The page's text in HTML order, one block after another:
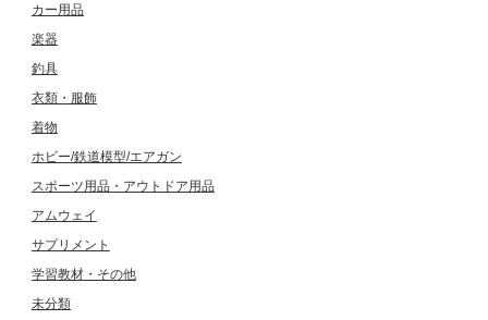
カー用品
楽器
釣具
衣類・服飾
着物
ホビー/鉄道模型/エアガン
スポーツ用品・アウトドア用品
アムウェイ
サプリメント
学習教材・その他
未分類